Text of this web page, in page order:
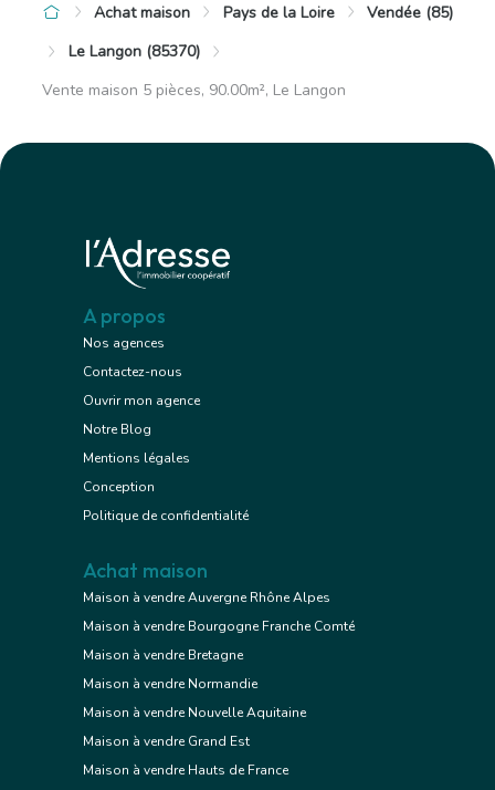
Achat maison Pays de la Loire
Vendée (85)
Le Langon (85370)
Vente maison 5 pièces, 90.00m², Le Langon
A propos
Nos agences
Contactez-nous
Ouvrir mon agence
Notre Blog
Mentions légales
Conception
Politique de confidentialité
Achat maison
Maison à vendre Auvergne Rhône Alpes
Maison à vendre Bourgogne Franche Comté
Maison à vendre Bretagne
Maison à vendre Normandie
Maison à vendre Nouvelle Aquitaine
Maison à vendre Grand Est
Maison à vendre Hauts de France